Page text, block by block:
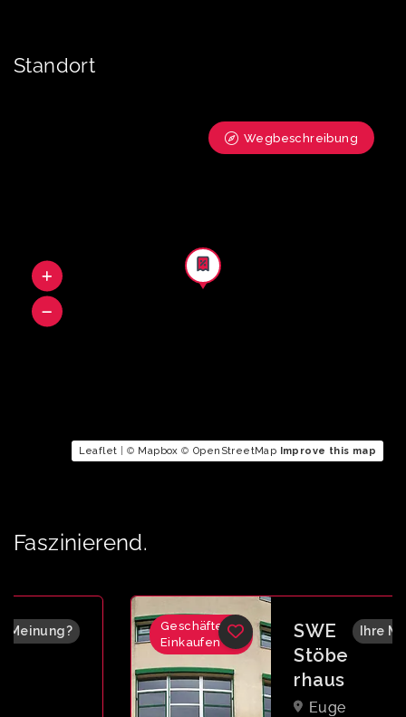
Standort
Leaflet | © Mapbox © OpenStreetMap Improve this map
Wegbeschreibung
Faszinierend.
Geschäfte &
Einkaufen
SWE
Stöbe
rhaus
Euge
Ihre Meinung?